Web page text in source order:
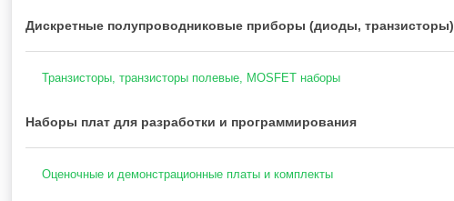
Дискретные полупроводниковые приборы (диоды, транзисторы)
Транзисторы, транзисторы полевые, MOSFET наборы
Наборы плат для разработки и программирования
Оценочные и демонстрационные платы и комплекты